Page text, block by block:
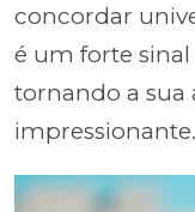
concordar
é um forte
tornando a sua
impressionante.